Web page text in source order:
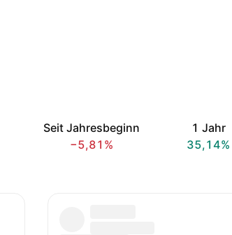
Seit Jahresbeginn
−5,81%
1 Jahr
35,14%